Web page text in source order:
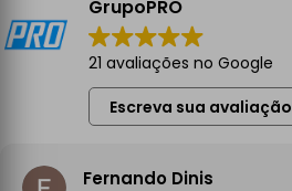
GrupoPRO
21 avaliações no Google
Escreva sua avaliação
Fernando Dinis